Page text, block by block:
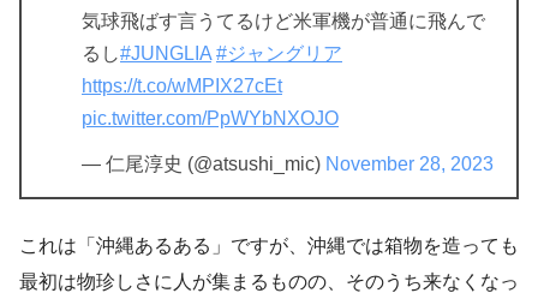
気球飛ばす言うてるけど米軍機が普通に飛んで
るし#JUNGLIA #ジャングリア
https://t.co/wMPIX27cEt
pic.twitter.com/PpWYbNXOJO
— 仁尾淳史 (@atsushi_mic) November 28, 2023
これは「沖縄あるある」ですが、沖縄では箱物を造っても
最初は物珍しさに人が集まるものの、そのうち来なくなっ